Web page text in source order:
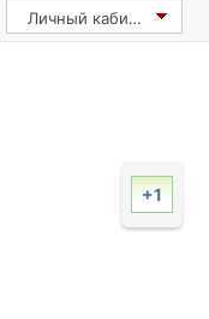
Личный кабинет
+1